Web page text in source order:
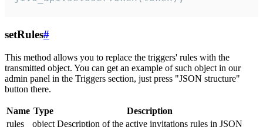
setRules#
This method allows you to replace the triggers' rules with the
transmitted object. You can get an example of such object in our
admin panel in the Triggers section, just press "JSON structure"
button there.
Name Type
Description
rules
object Description of the active invitations rules in JSON